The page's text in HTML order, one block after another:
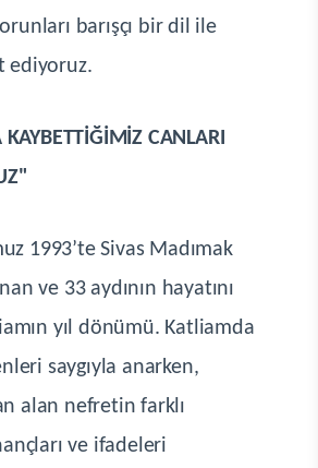
barışçı bir dil ile
ediyoruz.
CANLARI
1993’te Sivas Madımak
ve 33 aydının hayatını
yıl dönümü. Katliamda
saygıyla anarken,
alan nefretin farklı
ve ifadeleri